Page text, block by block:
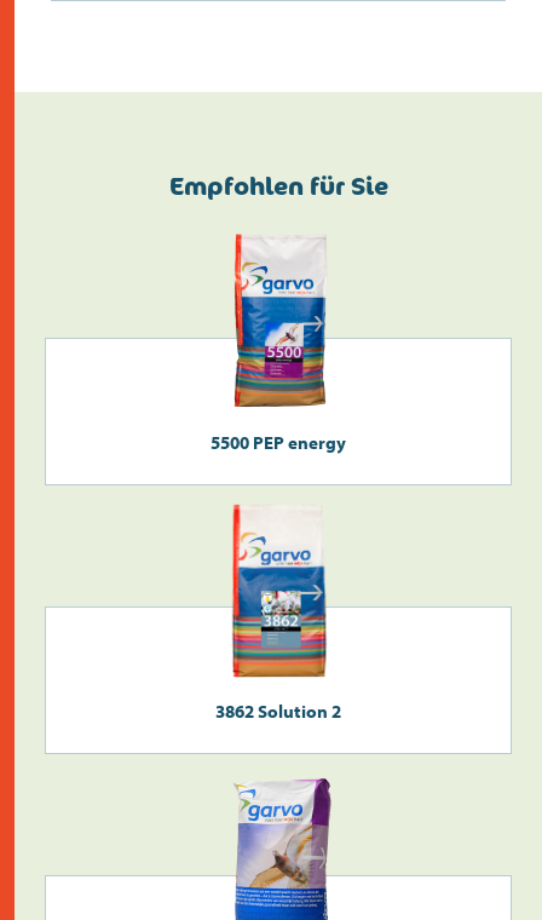
Überprüfen Sie die
Suche>
Empfohlen für Sie
5500 PEP energy
3862 Solution 2